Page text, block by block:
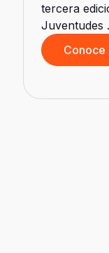
tercera
Juventudes
Conoce